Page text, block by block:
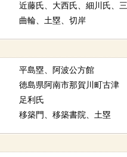
近藤氏、大西氏、細川氏、
曲輪、土塁、切岸
平島塁、阿波公方館
徳島県阿南市那賀川町古津
足利氏
移築門、移築書院、土塁